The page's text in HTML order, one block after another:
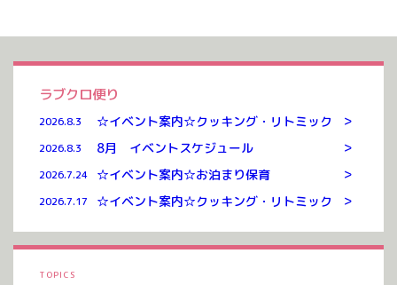
TOPICS
ラブクロ便り
2026.8.3 ☆イベント案内☆クッキング・リトミック >
2026.8.3 8月 イベントスケジュール >
2026.7.24 ☆イベント案内☆お泊まり保育 >
2026.7.17 ☆イベント案内☆クッキング・リトミック >